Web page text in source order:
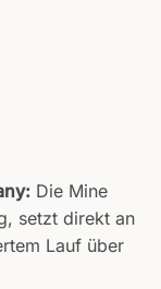
Die Mine
setzt direkt an
Lauf über